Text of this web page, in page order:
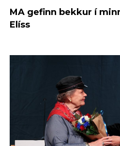
MA gefinn bekkur í
Elíss